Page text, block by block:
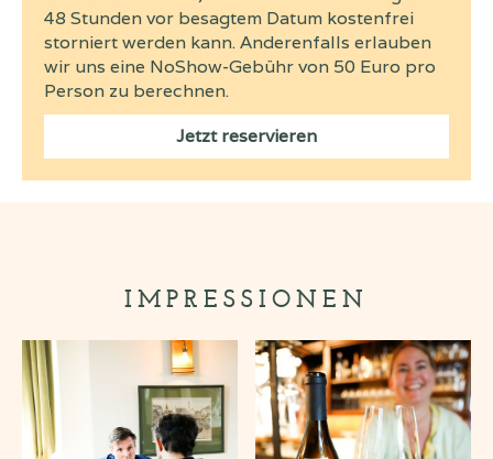
48 Stunden vor besagtem Datum kostenfrei
storniert werden kann. Anderenfalls erlauben
wir uns eine NoShow-Gebühr von 50 Euro pro
Person zu berechnen.
Jetzt reservieren
IMPRESSIONEN